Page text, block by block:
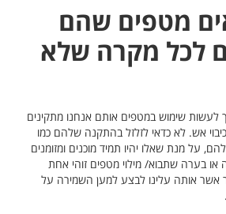
מטפים שהם
לכל מקרה שלא
לעשות שימוש במטפים אותם אנחנו מתקינים
אש. לא כדאי לזלזל בהתקנה שלהם כמו
על מנת שאלו יהיו תמיד מוכנים ומזומנים
בערה שתבוא/ מילוי מטפים זוהי אחת
אשר אותה עלינו לבצע למען השמירה על